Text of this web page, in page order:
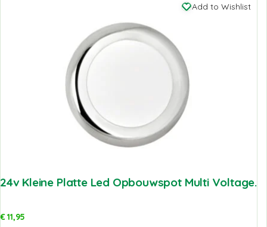
Add to Wishlist
24v Kleine Platte Led Opbouwspot Multi Voltage.
€11,95